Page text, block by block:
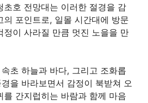
초호 전망대는 이러한 절경을 감
의 포인트로, 일몰 시간대에 방문
정이 사라질 만큼 멋진 노을을 만
초 하늘과 바다, 그리고 조화롭
을 바라보면서 감정이 북받쳐 오
를 간지럽히는 바람과 함께 마음